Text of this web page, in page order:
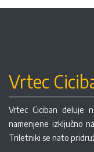
Vrtec
Vrtec Ciciban deluje
namenjene izključno
Triletniki se nato